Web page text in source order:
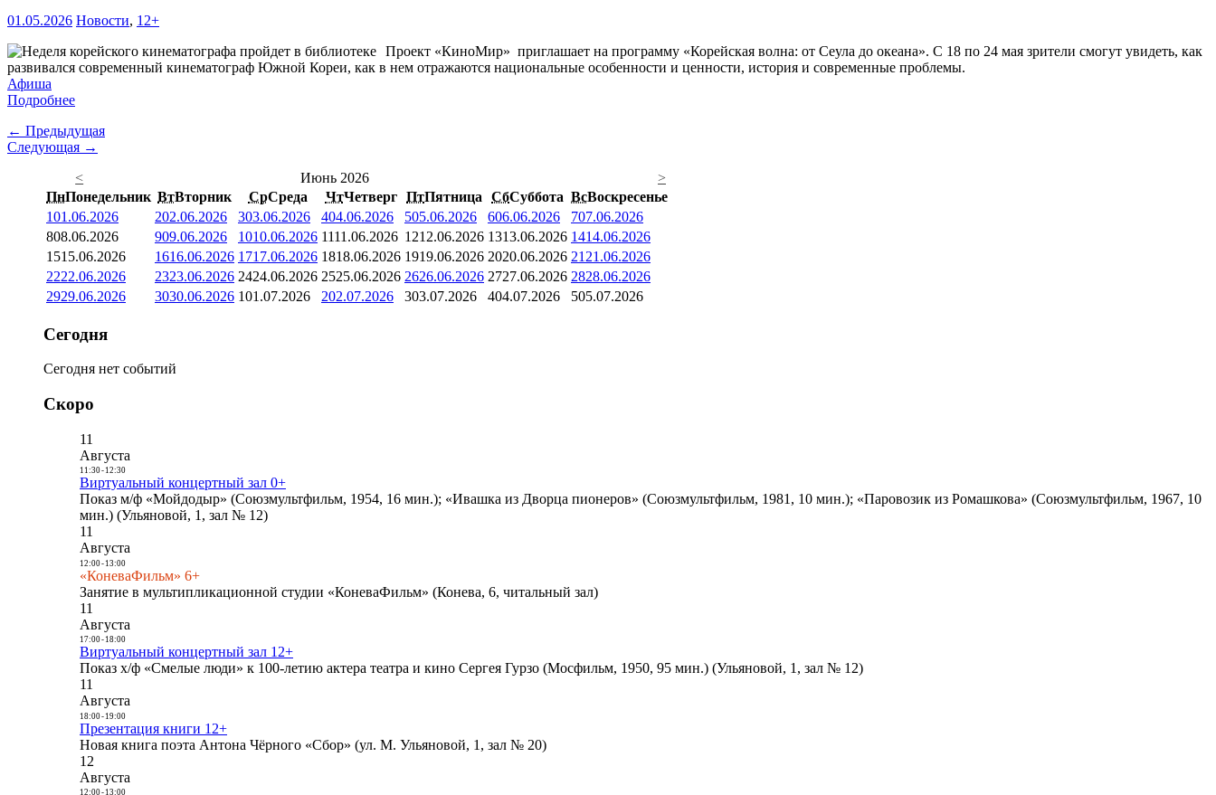
01.05.2026 Новости, 12+
Проект «КиноМир» приглашает на программу «Корейская волна: от Сеула до океана». С 18 по 24 мая зрители смогут увидеть, как
развивался современный кинематограф Южной Кореи, как в нем отражаются национальные особенности и ценности, история и современные проблемы.
Афиша
Подробнее
← Предыдущая
Следующая →
<
Июнь 2026
>
ПнПонедельник ВтВторник СрСреда ЧтЧетверг ПтПятница СбСуббота ВсВоскресенье
101.06.2026 202.06.2026 303.06.2026 404.06.2026 505.06.2026 606.06.2026 707.06.2026
808.06.2026 909.06.2026 1010.06.2026 1111.06.2026 1212.06.2026 1313.06.2026 1414.06.2026
1515.06.2026 1616.06.2026 1717.06.2026 1818.06.2026 1919.06.2026 2020.06.2026 21 21.06.2026
2222.06.2026 2323.06.2026 2424.06.2026 2525.06.2026 2626.06.2026 2727.06.2026 2828.06.2026
2929.06.2026 3030.06.2026 101.07.2026 202.07.2026 303.07.2026 404.07.2026 505.07.2026
Сегодня
Сегодня нет событий
Скоро
11
Августа
11:30- 12:30
Виртуальный концертный зал 0+
Показ м/ф «Мойдодыр» (Союзмультфильм, 1954, 16 мин.); «Ивашка из Дворца пионеров» (Союзмультфильм, 1981, 10 мин.); «Паровозик из Ромашкова» (Союзмультфильм, 1967, 10
мин.) (Ульяновой, 1, зал № 12)
11
Августа
12:00- 13:00
«КоневаФильм» 6+
Занятие в мультипликационной студии «КоневаФильм» (Конева, 6, читальный зал)
11
Августа
17:00- 18:00
Виртуальный концертный зал 12+
Показ х/ф «Смелые люди» к 100-летию актера театра и кино Сергея Гурзо (Мосфильм, 1950, 95 мин.) (Ульяновой, 1, зал № 12)
11
Августа
18:00- 19:00
Презентация книги 12+
Новая книга поэта Антона Чёрного «Сбор» (ул. М. Ульяновой, 1, зал № 20)
12
Августа
12:00- 13:00